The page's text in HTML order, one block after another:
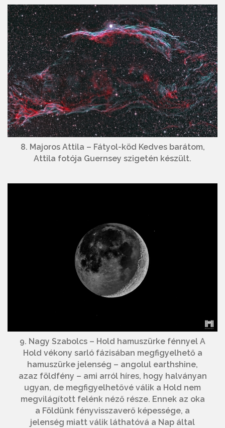
8. Majoros Attila – Fátyol-köd Kedves barátom,
Attila fotója Guernsey szigetén készült.
9. Nagy Szabolcs – Hold hamuszürke fénnyel A
Hold vékony sarló fázisában megfigyelhető a
hamuszürke jelenség – angolul earthshine,
azaz földfény – ami arról híres, hogy halványan
ugyan, de megfigyelhetővé válik a Hold nem
megvilágított felénk néző része. Ennek az oka
a Földünk fényvisszaverő képessége, a
jelenség miatt válik láthatóvá a Nap által